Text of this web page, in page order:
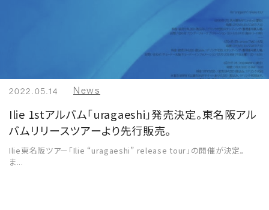
2022.05.14 News
Ilie 1stアルバム「uragaeshi」発売決定。東名阪アル
バムリリースツアーより先行販売。
Ilie東名阪ツアー「Ilie “uragaeshi” release tour」の開催が決定。
ま...